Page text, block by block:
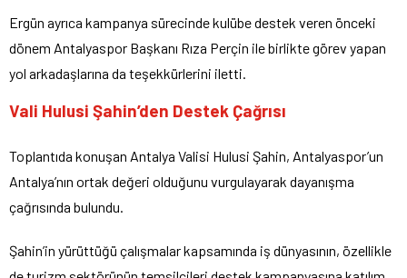
Ergün ayrıca kampanya sürecinde kulübe destek veren önceki
dönem Antalyaspor Başkanı Rıza Perçin ile birlikte görev yapan
yol arkadaşlarına da teşekkürlerini iletti.
Vali Hulusi Şahin’den Destek Çağrısı
Toplantıda konuşan Antalya Valisi Hulusi Şahin, Antalyaspor’un
Antalya’nın ortak değeri olduğunu vurgulayarak dayanışma
çağrısında bulundu.
Şahin’in yürüttüğü çalışmalar kapsamında iş dünyasının, özellikle